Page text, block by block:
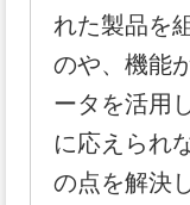
れた製品を
のや、機能
ータを活用
に応えられ
の点を解決